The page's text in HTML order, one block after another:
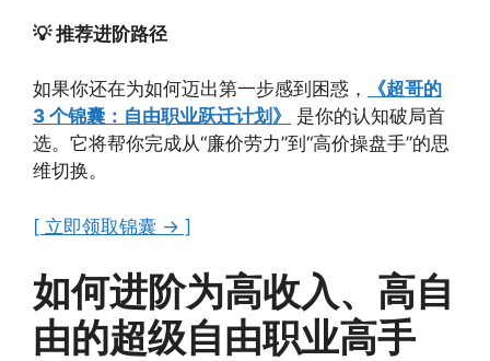
💡 推荐进阶路径
如果你还在为如何迈出第一步感到困惑，
《超哥的
3 个锦囊：自由职业跃迁计划》
是你的认知破局首
选。它将帮你完成从“廉价劳力”到“高价操盘手”的思
维切换。
[ 立即领取锦囊 → ]
如何进阶为高收入、高自
由的超级自由职业高手